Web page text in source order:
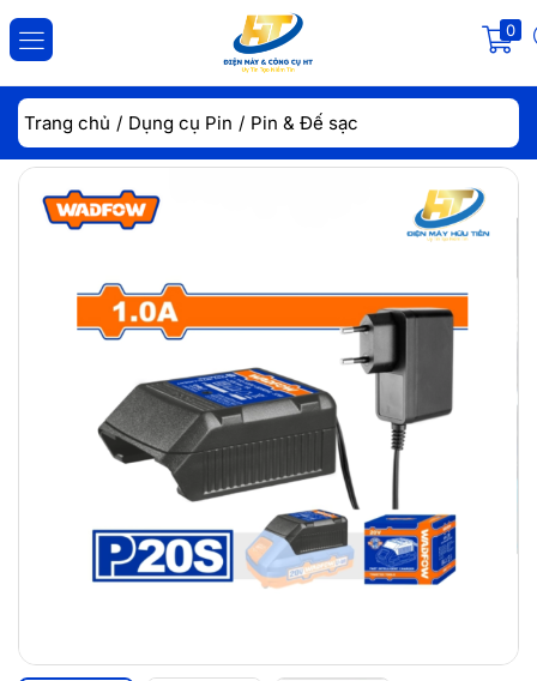
0
ĐĂNG NHẬP ĐĂNG KÝ
Nhập tài khoản và mật khẩu để đăng nhập.
Lưu đăng nhập
Đăng Nhập
Quên mật khẩu?
Trang chủ Dụng cụ Pin Pin & Đế sạc